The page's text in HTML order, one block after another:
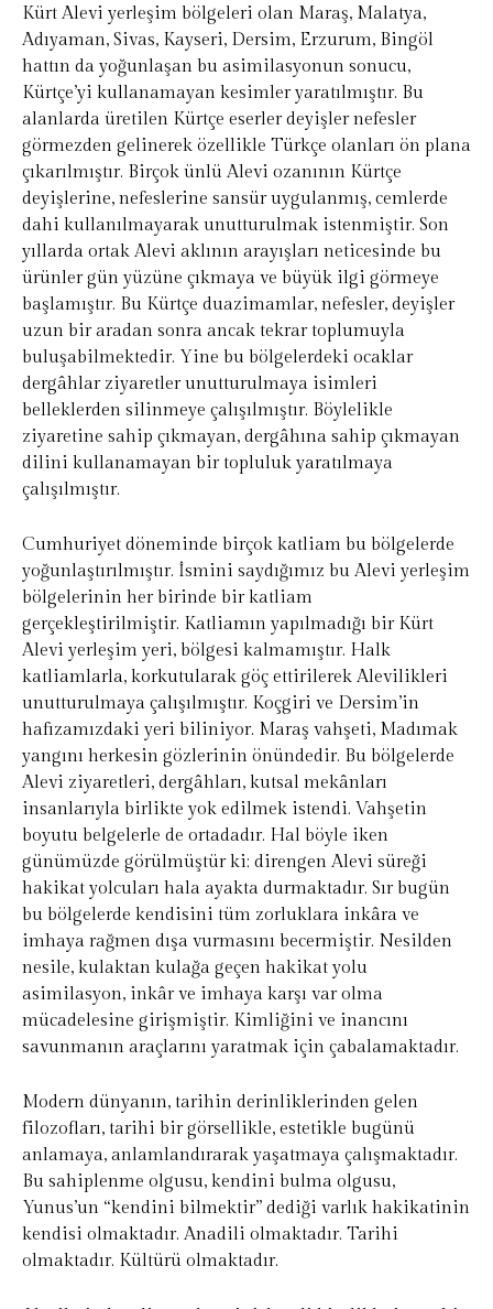
Kürt Alevi yerleşim bölgeleri olan Maraş, Malatya,
Adıyaman, Sivas, Kayseri, Dersim, Erzurum, Bingöl
hattın da yoğunlaşan bu asimilasyonun sonucu,
Kürtçe’yi kullanamayan kesimler yaratılmıştır. Bu
alanlarda üretilen Kürtçe eserler deyişler nefesler
görmezden gelinerek özellikle Türkçe olanları ön plana
çıkarılmıştır. Birçok ünlü Alevi ozanının Kürtçe
deyişlerine, nefeslerine sansür uygulanmış, cemlerde
dahi kullanılmayarak unutturulmak istenmiştir. Son
yıllarda ortak Alevi aklının arayışları neticesinde bu
ürünler gün yüzüne çıkmaya ve büyük ilgi görmeye
başlamıştır. Bu Kürtçe duazimamlar, nefesler, deyişler
uzun bir aradan sonra ancak tekrar toplumuyla
buluşabilmektedir. Yine bu bölgelerdeki ocaklar
dergâhlar ziyaretler unutturulmaya isimleri
belleklerden silinmeye çalışılmıştır. Böylelikle
ziyaretine sahip çıkmayan, dergâhına sahip çıkmayan
dilini kullanamayan bir topluluk yaratılmaya
çalışılmıştır.
Cumhuriyet döneminde birçok katliam bu bölgelerde
yoğunlaştırılmıştır. İsmini saydığımız bu Alevi yerleşim
bölgelerinin her birinde bir katliam
gerçekleştirilmiştir. Katliamın yapılmadığı bir Kürt
Alevi yerleşim yeri, bölgesi kalmamıştır. Halk
katliamlarla, korkutularak göç ettirilerek Alevilikleri
unutturulmaya çalışılmıştır. Koçgiri ve Dersim’in
hafızamızdaki yeri biliniyor. Maraş vahşeti, Madımak
yangını herkesin gözlerinin önündedir. Bu bölgelerde
Alevi ziyaretleri, dergâhları, kutsal mekânları
insanlarıyla birlikte yok edilmek istendi. Vahşetin
boyutu belgelerle de ortadadır. Hal böyle iken
günümüzde görülmüştür ki; direngen Alevi süreği
hakikat yolcuları hala ayakta durmaktadır. Sır bugün
bu bölgelerde kendisini tüm zorluklara inkâra ve
imhaya rağmen dışa vurmasını becermiştir. Nesilden
nesile, kulaktan kulağa geçen hakikat yolu
asimilasyon, inkâr ve imhaya karşı var olma
mücadelesine girişmiştir. Kimliğini ve inancını
savunmanın araçlarını yaratmak için çabalamaktadır.
Modern dünyanın, tarihin derinliklerinden gelen
filozofları, tarihi bir görsellikle, estetikle bugünü
anlamaya, anlamlandırarak yaşatmaya çalışmaktadır.
Bu sahiplenme olgusu, kendini bulma olgusu,
Yunus’un “kendini bilmektir” dediği varlık hakikatinin
kendisi olmaktadır. Anadili olmaktadır. Tarihi
olmaktadır. Kültürü olmaktadır.